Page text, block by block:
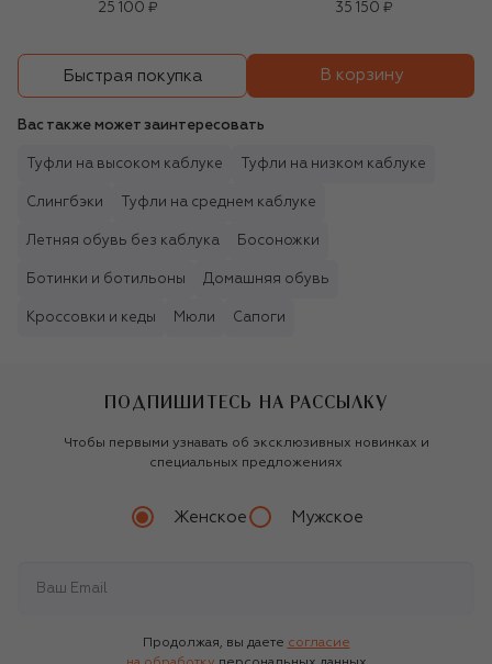
25 100 ₽
35 150 ₽
Быстрая покупка В корзину
Вас также может заинтересовать
Туфли на высоком каблуке Туфли на низком каблуке
Слингбэки Туфли на среднем каблуке
Летняя обувь без каблука Босоножки
Ботинки и ботильоны Домашняя обувь
Кроссовки и кеды Мюли Сапоги
ПОДПИШИТЕСЬ НА РАССЫЛКУ
Чтобы первыми узнавать об эксклюзивных новинках и
специальных предложениях
Женское Мужское
Продолжая, вы даете согласие